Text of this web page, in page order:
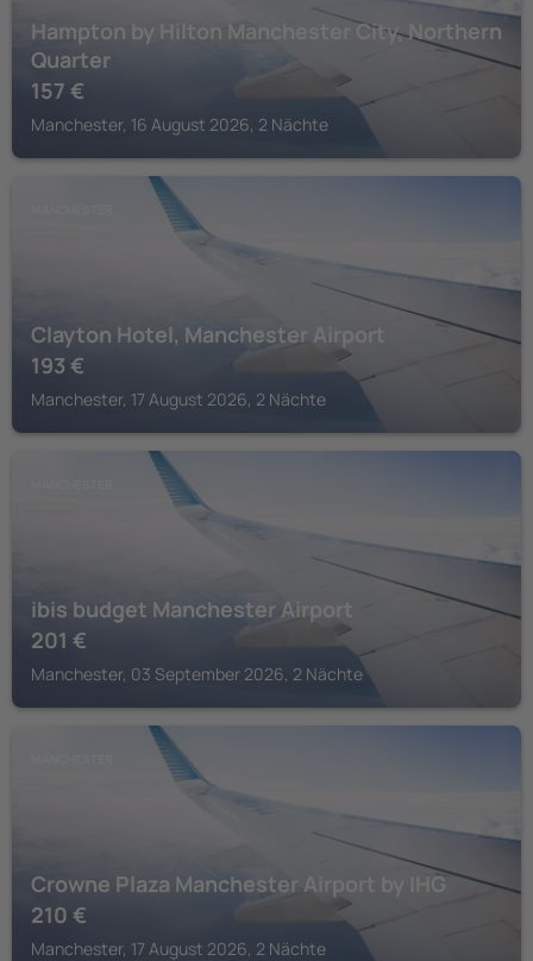
Hampton by Hilton Manchester City, Northern
Quarter
157 €
Manchester, 16 August 2026, 2 Nächte
Clayton Hotel, Manchester Airport
193 €
Manchester, 17 August 2026, 2 Nächte
ibis budget Manchester Airport
201 €
Manchester, 03 September 2026, 2 Nächte
Crowne Plaza Manchester Airport by IHG
210 €
Manchester, 17 August 2026, 2 Nächte